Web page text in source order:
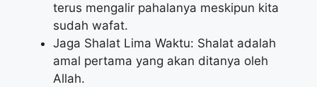
terus mengalir pahalanya meskipun kita
sudah wafat.
Jaga Shalat Lima Waktu: Shalat adalah
amal pertama yang akan ditanya oleh
Allah.